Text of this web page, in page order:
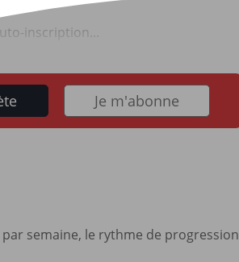
inscription...
Je m'abonne
semaine, le rythme de progression